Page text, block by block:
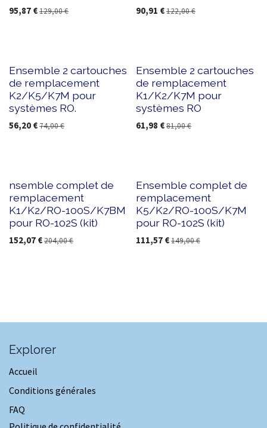
95,87 €129,00€ 90,91 €122,00€
Ensemble 2 cartouches
de remplacement
K2/K5/K7M pour
systèmes RO.
56,20 €74,00€
Ensemble 2 cartouches
de remplacement
K1/K2/K7M pour
systèmes RO
61,98 €81,00€
nsemble complet de
remplacement
K1/K2/RO-100S/K7BM
pour RO-102S (kit)
152,07 €204,00€
Ensemble complet de
remplacement
K5/K2/RO-100S/K7M
pour RO-102S (kit)
111,57 €149,00€
Explorer
Accueil
Conditions générales
FAQ